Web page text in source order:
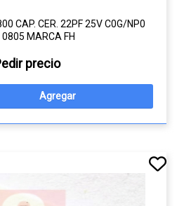
CAP. CER. 22PF 25V C0G/NP0
MARCA FH
precio